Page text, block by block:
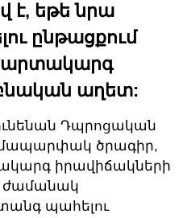
է, եթե նրա
ընթացքում
արտակարգ
աղետ:
Դպրոցական
ծրագիր,
իրավիճակների
ժամանակ
պահելու